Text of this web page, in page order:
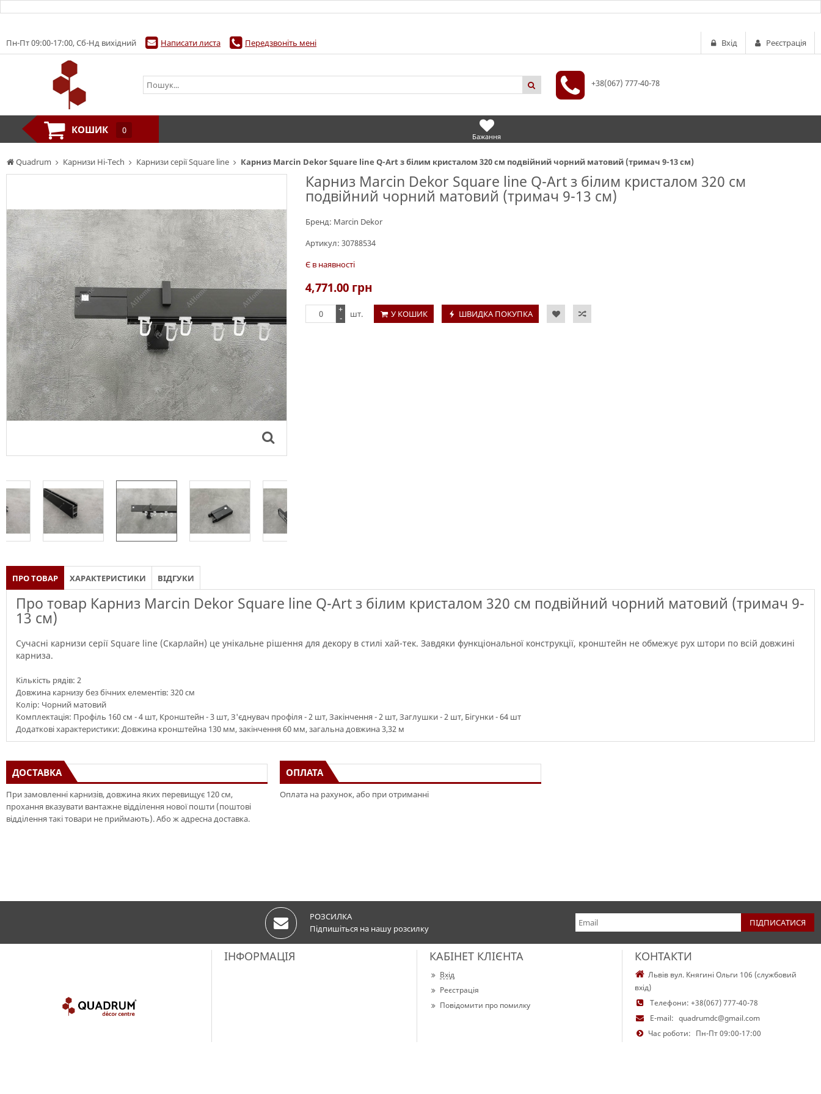
Quadrum Карнизи Hi-Tech Карнизи серії Square line Карниз Marcin Dekor Square line Q-Art з білим кристалом 320 см подвійний чорний матовий (тримач 9-13 см)
Карниз Marcin Dekor Square line Q-Art з білим кристалом 320 см
подвійний чорний матовий (тримач 9-13 см)
Бренд: Marcin Dekor
Артикул: 30788534
Є в наявності
4,771.00 грн
+
-
шт. У КОШИК ШВИДКА ПОКУПКА
ПРО ТОВАР ХАРАКТЕРИСТИКИ ВІДГУКИ
Про товар Карниз Marcin Dekor Square line Q-Art з білим кристалом 320 см подвійний чорний матовий (тримач 9-
13 см)
Сучасні карнизи серії Square line (Скарлайн) це унікальне рішення для декору в стилі хай-тек. Завдяки функціональної конструкції, кронштейн не обмежує рух штори по всій довжині
карниза.
Кількість рядів: 2
Довжина карнизу без бічних елементів: 320 см
Колір: Чорний матовий
Комплектація: Профіль 160 см - 4 шт, Кронштейн - 3 шт, З'єднувач профіля - 2 шт, Закінчення - 2 шт, Заглушки - 2 шт, Бігунки - 64 шт
Додаткові характеристики: Довжина кронштейна 130 мм, закінчення 60 мм, загальна довжина 3,32 м
ДОСТАВКА
При замовленні карнизів, довжина яких перевищує 120 см,
прохання вказувати вантажне відділення нової пошти (поштові
відділення такі товари не приймають). Або ж адресна доставка.
ОПЛАТА
Оплата на рахунок, або при отриманні
Пн-Пт 09:00-17:00, Сб-Нд вихідний Написати листа Передзвоніть мені Вхід Реєстрація
+38(067) 777-40-78
КОШИК 0
Бажання
РОЗСИЛКА
Підпишіться на нашу розсилку
ІНФОРМАЦІЯ КАБІНЕТ КЛІЄНТА
Вхід
Реєстрація
Повідомити про помилку
КОНТАКТИ
Львів вул. Княгині Ольги 106 (службовий
вхід)
Телефони: +38(067) 777-40-78
E-mail: quadrumdc@gmail.com
Час роботи: Пн-Пт 09:00-17:00